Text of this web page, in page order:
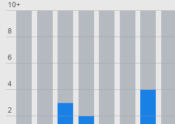
2
4
6
8
10+